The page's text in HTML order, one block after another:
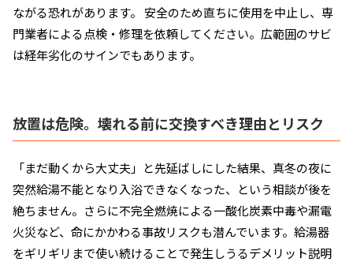
ながる恐れがあります。 安全のため直ちに使用を中止し、専
門業者による点検・修理を依頼してください。広範囲のサビ
は経年劣化のサインでもあります。
放置は危険。壊れる前に交換すべき理由とリスク
「まだ動くから大丈夫」と先延ばしにした結果、真冬の夜に
突然給湯不能となり入浴できなくなった、という相談が後を
絶ちません。さらに不完全燃焼による一酸化炭素中毒や漏電
火災など、命にかかわる事故リスクも潜んでいます。給湯器
をギリギリまで使い続けることで発生しうるデメリット説明